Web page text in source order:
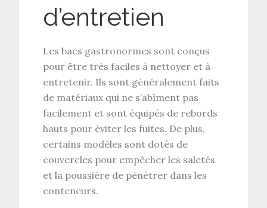
d’entretien
Les bacs gastronormes sont conçus
pour être très faciles à nettoyer et à
entretenir. Ils sont généralement faits
de matériaux qui ne s’abîment pas
facilement et sont équipés de rebords
hauts pour éviter les fuites. De plus,
certains modèles sont dotés de
couvercles pour empêcher les saletés
et la poussière de pénétrer dans les
conteneurs.